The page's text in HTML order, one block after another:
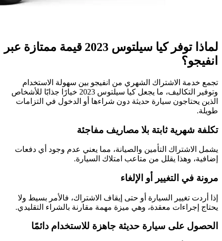
لماذا توفر كيا سيلتوس 2023 قيمة ممتازة عبر
انفيجو؟
تجمع خدمة الاشتراك الشهري من انفيجو بين سهولة الاستخدام
وتوفير التكاليف، ما يجعل كيا سيلتوس 2023 خيارًا جذابًا للأشخاص
الذين يحتاجون سيارة حديثة دون شراءها أو الدخول في التزامات
طويلة.
تكلفة شهرية ثابتة بلا مصاريف مفاجئة
يشمل الاشتراك التأمين والصيانة، مما يعني عدم وجود أي دفعات
إضافية، وهذا يقلل من متاعب امتلاك السيارة.
مرونة في التغيير أو الإلغاء
إذا أردت تغيير السيارة أو حتى إيقاف الاشتراك، فالأمر بسيط ولا
يحتاج إجراءات معقدة، وهي ميزة مهمة مقارنة بالشراء التقليدي.
الحصول على سيارة حديثة جاهزة للاستخدام دائمًا